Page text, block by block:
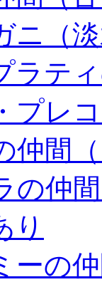
ニ（
ラテ
プレ
仲間
の仲
り
ーの